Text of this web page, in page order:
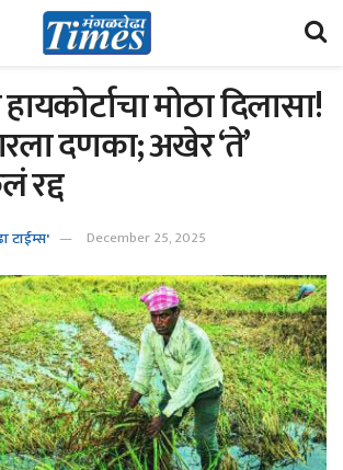
मोठा दिलासा!
दणका; अखेर ‘ते’
रद्द
टाईम्स' December 25, 2025